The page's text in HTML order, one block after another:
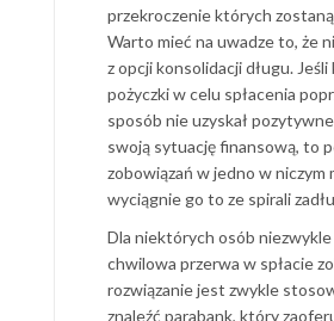
przekroczenie których
Warto mieć na uwadze to, że
z opcji konsolidacji długu.
pożyczki w celu spłacenia
sposób nie uzyskał
swoją sytuację finansową, to
zobowiązań w jedno w niczym
wyciągnie go to ze spirali
Dla niektórych osób
chwilowa przerwa w spłacie
rozwiązanie jest zwykle
znaleźć parabank, który